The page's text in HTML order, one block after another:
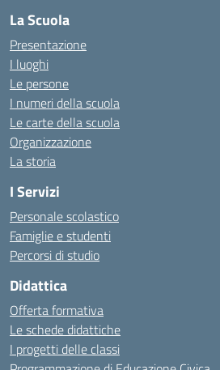
La Scuola
Presentazione
I luoghi
Le persone
I numeri della scuola
Le carte della scuola
Organizzazione
La storia
I Servizi
Personale scolastico
Famiglie e studenti
Percorsi di studio
Didattica
Offerta formativa
Le schede didattiche
I progetti delle classi